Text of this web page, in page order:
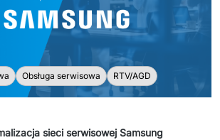
Obsługa serwisowa RTV/AGD
sieci serwisowej Samsung